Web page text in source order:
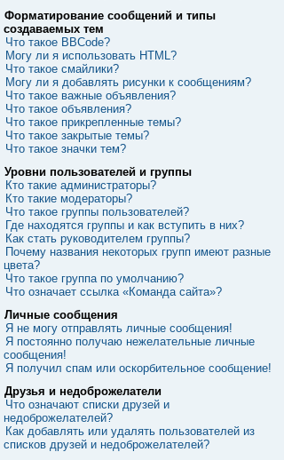
Форматирование сообщений и типы
создаваемых тем
Что такое BBCode?
Могу ли я использовать HTML?
Что такое смайлики?
Могу ли я добавлять рисунки к сообщениям?
Что такое важные объявления?
Что такое объявления?
Что такое прикрепленные темы?
Что такое закрытые темы?
Что такое значки тем?
Уровни пользователей и группы
Кто такие администраторы?
Кто такие модераторы?
Что такое группы пользователей?
Где находятся группы и как вступить в них?
Как стать руководителем группы?
Почему названия некоторых групп имеют разные
цвета?
Что такое группа по умолчанию?
Что означает ссылка «Команда сайта»?
Личные сообщения
Я не могу отправлять личные сообщения!
Я постоянно получаю нежелательные личные
сообщения!
Я получил спам или оскорбительное сообщение!
Друзья и недоброжелатели
Что означают списки друзей и
недоброжелателей?
Как добавлять или удалять пользователей из
списков друзей и недоброжелателей?